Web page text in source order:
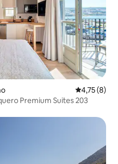
Средна
4,75 (8)
Premium Suites 203